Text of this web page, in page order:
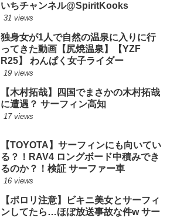
いちチャンネル@SpiritKooks
31 views
独身女が1人で自然の温泉に入りに行
ってきた動画【尻焼温泉】【YZF
R25】 わんぱく女子ライダー
19 views
【木村拓哉】四国でまさかの木村拓哉
に遭遇？ サーフィン高知
17 views
【TOYOTA】サーフィンにも向いてい
る？！RAV4 ロングボード中積みでき
るのか？！検証 サーファー車
16 views
【ポロリ注意】ビキニ美女とサーフィ
ンしてたら…ほぼ放送事故な件w サー